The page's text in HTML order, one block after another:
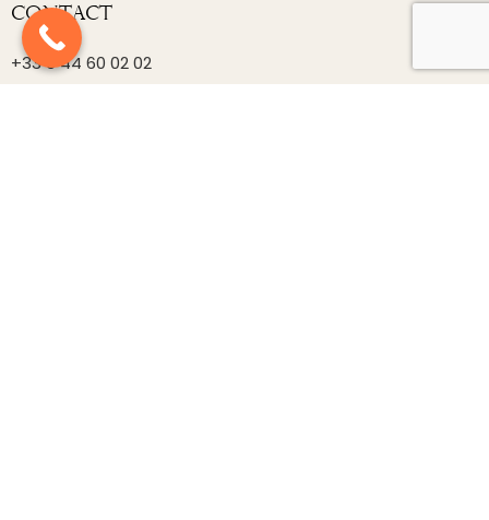
Contact
+33 6 44 60 02 02